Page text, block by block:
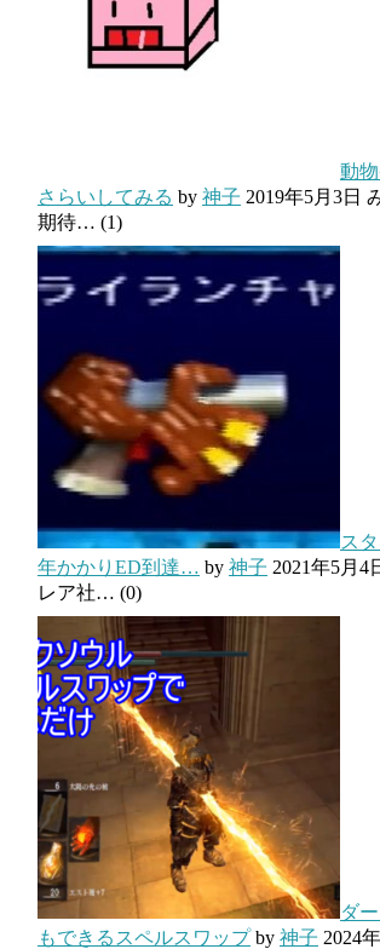
動
さらいしてみる by 神子 2019年5月3日
期待… (1)
ス
年かかりED到達… by 神子 2021年5月4
レア社… (0)
ダ
もできるスペルスワップby 神子 2024